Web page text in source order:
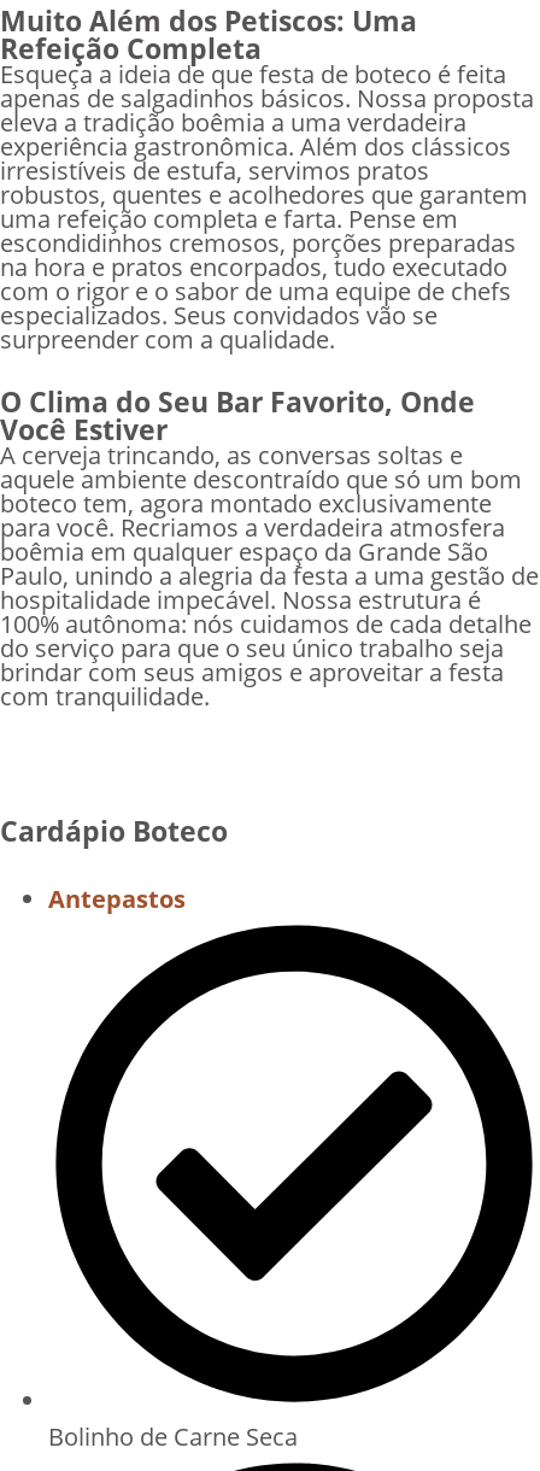
Muito Além dos Petiscos: Uma
Refeição Completa
Esqueça a ideia de que festa de boteco é feita
apenas de salgadinhos básicos. Nossa proposta
eleva a tradição boêmia a uma verdadeira
experiência gastronômica. Além dos clássicos
irresistíveis de estufa, servimos pratos
robustos, quentes e acolhedores que garantem
uma refeição completa e farta. Pense em
escondidinhos cremosos, porções preparadas
na hora e pratos encorpados, tudo executado
com o rigor e o sabor de uma equipe de chefs
especializados. Seus convidados vão se
surpreender com a qualidade.
O Clima do Seu Bar Favorito, Onde
Você Estiver
A cerveja trincando, as conversas soltas e
aquele ambiente descontraído que só um bom
boteco tem, agora montado exclusivamente
para você. Recriamos a verdadeira atmosfera
boêmia em qualquer espaço da Grande São
Paulo, unindo a alegria da festa a uma gestão de
hospitalidade impecável. Nossa estrutura é
100% autônoma: nós cuidamos de cada detalhe
do serviço para que o seu único trabalho seja
brindar com seus amigos e aproveitar a festa
com tranquilidade.
Cardápio Boteco
Antepastos
Bolinho de Carne Seca